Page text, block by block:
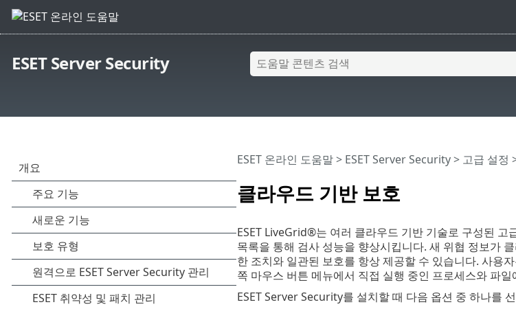
ESET Server Security
클라우드 기반 보호
ESET 온라인 도움말> ESET Server Security> 고급 설정
ESET LiveGrid®는 여러 클라우드 기반 기술로 구성된
목록을 통해 검사 성능을 향상시킵니다. 새 위협 정보가
한 조치와 일관된 보호를 항상 제공할 수 있습니다. 사용
쪽 마우스 버튼 메뉴에서 직접 실행 중인 프로세스와 파
ESET Server Security를 설치할 때 다음 옵션 중 하나를